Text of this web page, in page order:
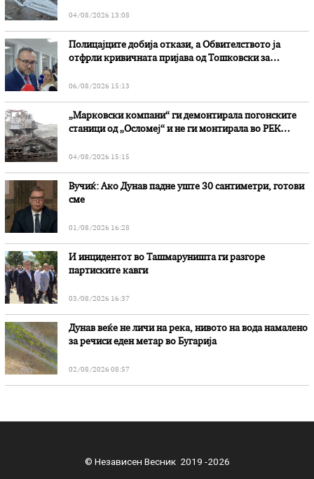
04/08/2026 13:08
Полицајците добија откази, а Обвителството ја
отфрли кривичната пријава од Тошковски за
06/08/2026 15:13
„Марковски компани“ ги демонтирала погонските
станици од „Осломеј“ и не ги монтирала во РЕК
04/08/2026 15:15
Вучиќ: Ако Дунав падне уште 30 сантиметри, готови
сме
01/08/2026 16:28
И инцидентот во Ташмаруништa ги разгоре
партиските кавги
03/08/2026 16:37
Дунав веќе не личи на река, нивото на вода намалено
за речиси еден метар во Бугарија
02/08/2026 08:57
© Независен Весник 2019 -2026